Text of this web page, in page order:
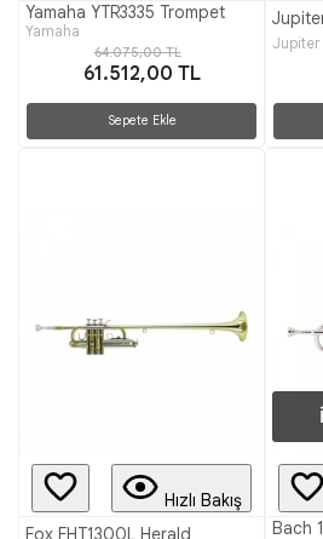
Yamaha YTR3335 Trompet
Yamaha
64.075,00 TL
61.512,00 TL
Sepete Ekle
Jupiter
Hızlı Bakış
Fox FHT1300L Herald
Bach